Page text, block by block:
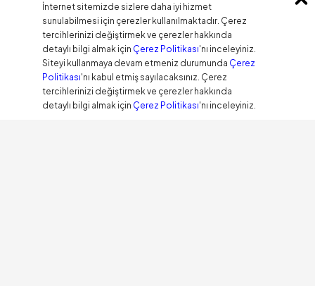
İnternet sitemizde sizlere daha iyi hizmet
sunulabilmesi için çerezler kullanılmaktadır. Çerez
tercihlerinizi değiştirmek ve çerezler hakkında
detaylı bilgi almak için Çerez Politikası'nı inceleyiniz.
Siteyi kullanmaya devam etmeniz durumunda Çerez
Politikası'nı kabul etmiş sayılacaksınız. Çerez
tercihlerinizi değiştirmek ve çerezler hakkında
detaylı bilgi almak için Çerez Politikası'nı inceleyiniz.